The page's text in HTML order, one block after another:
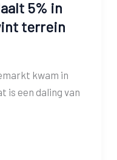
5% in
terrein
kwam in
is een daling van